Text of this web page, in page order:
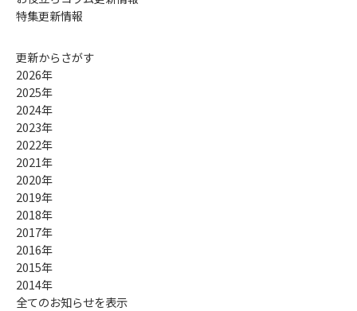
特集更新情報
更新からさがす
2026年
2025年
2024年
2023年
2022年
2021年
2020年
2019年
2018年
2017年
2016年
2015年
2014年
全てのお知らせを表示